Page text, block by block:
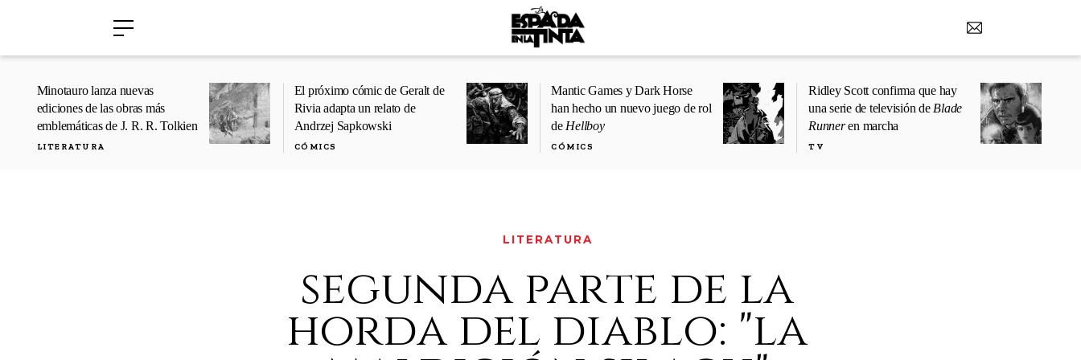
Minotauro lanza nuevas
ediciones de las obras más
emblemáticas de J. R. R. Tolkien
LITERATURA
El próximo cómic de Geralt de
Rivia adapta un relato de
Andrzej Sapkowski
CÓMICS
Mantic Games y Dark Horse
han hecho un nuevo juego de rol
de Hellboy
CÓMICS
Ridley Scott confirma que hay
una serie de televisión de Blade
Runneren marcha
TV
LITERATURA
segunda parte de la
horda del diablo: "la
›